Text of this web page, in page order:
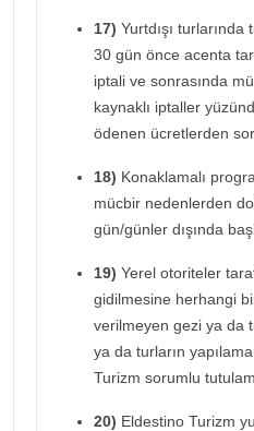
17) Yurtdışı
30 gün önce acenta
iptali ve sonrasında
kaynaklı iptaller
ödenen ücretlerden
18) Konaklamalı
mücbir nedenlerden
gün/günler dışında
19) Yerel otoriteler
gidilmesine herhangi
verilmeyen gezi ya da
ya da turların
Turizm sorumlu
20) Eldestino Turizm